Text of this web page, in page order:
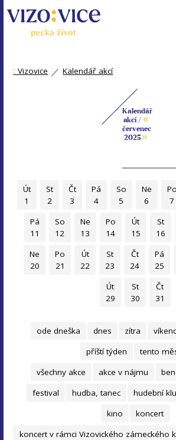
: Vizovice Kalendář akcí
Kalendář
akcí / «
červenec
2025 »
Út
1
St
2
Čt
3
Pá
4
So
5
Ne
6
Po
7
Pá
11
So
12
Ne
13
Po
14
Út
15
St
16
Ne
20
Po
21
Út
22
St
23
Čt
24
Pá
25
Út
29
St
30
Čt
31
ode dneška dnes zítra
příští týden
tento
všechny akce
akce v nájmu
festival
hudba, tanec hudební
kino
koncert
koncert v rámci Vizovického zámeckého